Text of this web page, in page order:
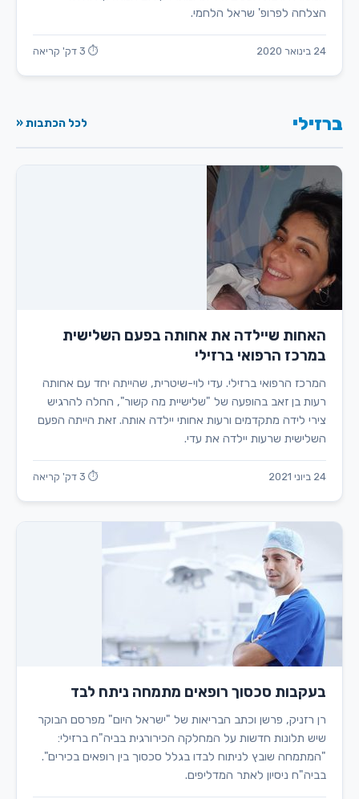
הצלחה לפרופ' שראל הלחמי.
24 בינואר 2020 ⏱ 3 דק' קריאה
ברזילי לכל הכתבות «
האחות שיילדה את אחותה בפעם השלישית
במרכז הרפואי ברזילי
המרכז הרפואי ברזילי. עדי לוי-שיטרית, שהייתה יחד עם אחותה
רעות בן זאב בהופעה של "שלישיית מה קשור", החלה להרגיש
צירי לידה מתקדמים ורעות אחותי יילדה אותה. זאת הייתה הפעם
השלישית שרעות יילדה את עדי.
24 ביוני 2021 ⏱ 3 דק' קריאה
בעקבות סכסוך רופאים מתמחה ניתח לבד
רן רזניק, פרשן וכתב הבריאות של "ישראל היום" מפרסם הבוקר
שיש תלונות חדשות על המחלקה הכירורגית בביה"ח ברזילי:
"המתמחה שובץ לניתוח לבדו בגלל סכסוך בין רופאים בכירים".
בביה"ח ניסיון לאתר המדליפים.